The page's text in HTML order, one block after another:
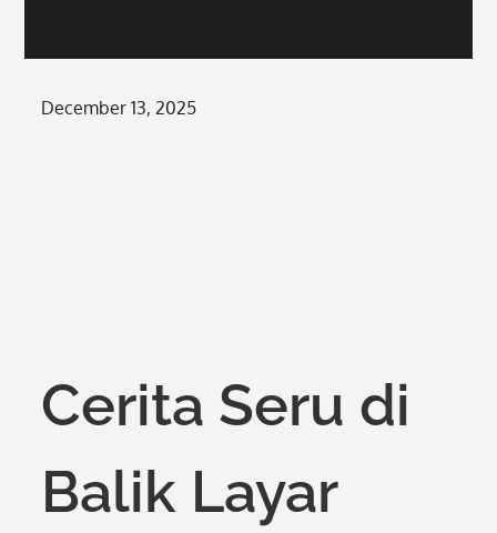
Posted
December 13, 2025
Cerita Seru di
Balik Layar